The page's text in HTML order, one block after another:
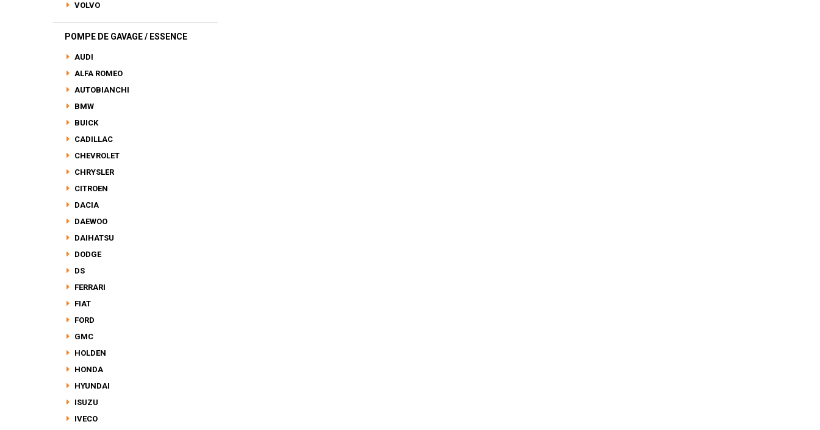
VOLVO
POMPE DE GAVAGE / ESSENCE
AUDI
ALFA ROMEO
AUTOBIANCHI
BMW
BUICK
CADILLAC
CHEVROLET
CHRYSLER
CITROEN
DACIA
DAEWOO
DAIHATSU
DODGE
DS
FERRARI
FIAT
FORD
GMC
HOLDEN
HONDA
HYUNDAI
ISUZU
IVECO